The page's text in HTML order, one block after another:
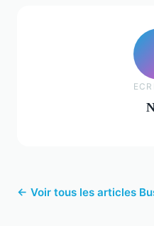
← Voir tous les articles